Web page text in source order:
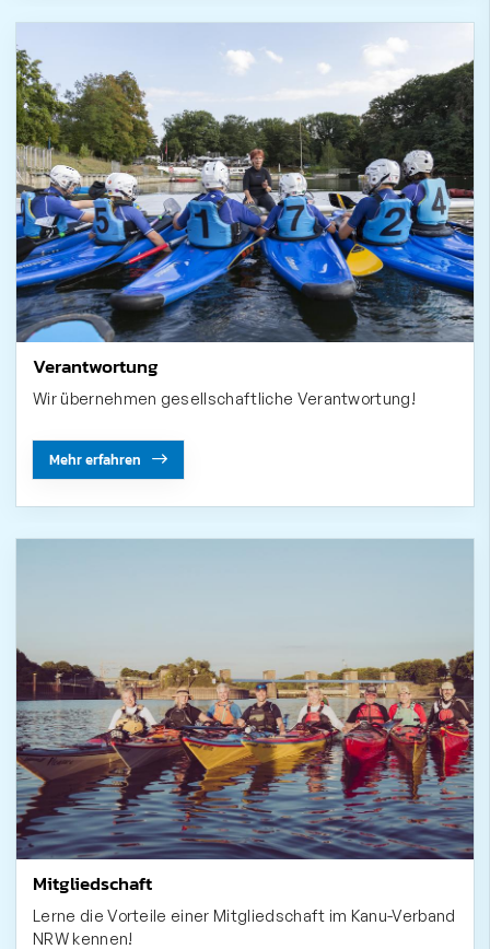
Verantwortung
Wir übernehmen gesellschaftliche Verantwortung!
Mehr erfahren
Mitgliedschaft
Lerne die Vorteile einer Mitgliedschaft im Kanu-Verband
NRW kennen!